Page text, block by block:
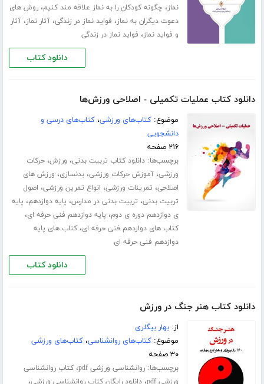
نماز، چگونه کودکان را به نماز علاقه مند کنیم،روش های
دعوت دیگران به نماز، فواید نماز در زندگی،آثار نماز،آثار
و فواید نماز، فواید نماز در زندگی
دانلود کتاب
دانلود کتاب عملیات تکمیلی - اصلاحی ورزش‌ها
موضوع:کتاب‌های ورزشی،کتاب‌های درسی و
دانشجویی
۲۱۶ صفحه
برچسب‌ها:دانلود کتاب تربیت بدنی، ورزش،حرکات
ورزشی،آموزش حرکات ورزشی،بدنسازی، ورزش های
اصلاحی، تمرینات ورزشی، انواع تمرین ورزشی، اصول
تربیت بدنی، تربیت بدنی در مدارس، پایه دوازدهم، پایه
ی دوازدهم دوره ی دوم، پایه دوازدهم فنی حرفه ای،
کتاب های دوازدهم فنی حرفه ای،کتاب های پایه
دوازدهم فنی حرفه ای
دانلود کتاب
دانلود کتاب هنر جنگ در ورزش
از:بهار بیگلری
موضوع:کتاب‌های روانشناسی،کتاب‌های ورزشی
۳۰ صفحه
برچسب‌ها:روانشناسی ورزشی pdf ،کتاب روانشناسی
ورزشی pdf
،دانلود رایگان کتاب روانشناسی ورزشی،